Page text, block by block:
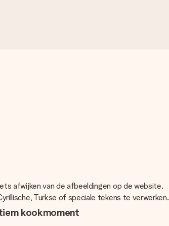
afwijken van de afbeeldingen op de website.
Turkse of speciale tekens te verwerken.
kookmoment